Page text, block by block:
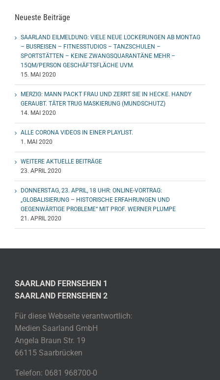
Neueste Beiträge
SAARLAND EILMELDUNG: VIELE NEUE LOCKERUNGEN AB MONTAG
– BUSREISEN – FITNESSTUDIOS – TANZSCHULEN –
SPORTSTÄTTEN – KEINE ZWANGSQUARANTÄNE MEHR –
15QM/PERSON GESCHÄFTSFLÄCHE UVM.
15. MAI 2020
MERZIG: MANN PACKT FRAU UND ZERRT SIE IN HECKE. HANDY
GERAUBT. TÄTER TRUG MASKIERUNG (MUNDSCHUTZ)
14. MAI 2020
ALLE CORONA VIDEOS IN EINER PLAYLIST.
1. MAI 2020
WEITERE AKTUELLE BEITRÄGE
23. APRIL 2020
DONNERSTAG, 23. APRIL, 18 UHR: ONLINE-VORTRAG:
„GLOBALISIERUNG – HISTORISCHE ERFAHRUNGEN UND
GEGENWÄRTIGE PROBLEME“ MIT PROF. WERNER PLUMPE
21. APRIL 2020
SAARLAND FERNSEHEN 1
SAARLAND FERNSEHEN 2
Für diese Webseite verantwortlich:
Medien Saarland GmbH
Angela Braun Str. 19
66115 Saarbrücken
Telefon: 0681 968700-0